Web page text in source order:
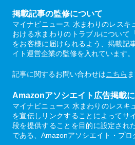
掲載記事の監修について
マイナビニュース 水まわりのレスキ
おける水まわりのトラブルについて
をお客様に届けられるよう、掲載記
イト運営企業の監修を入れています。
記事に関するお問い合わせはこちら
Amazonアソシエイト広告掲載
マイナビニュース 水まわりのレスキ
を宣伝しリンクすることによってサ
段を提供することを目的に設定され
である、Amazonアソシエイト・プロ